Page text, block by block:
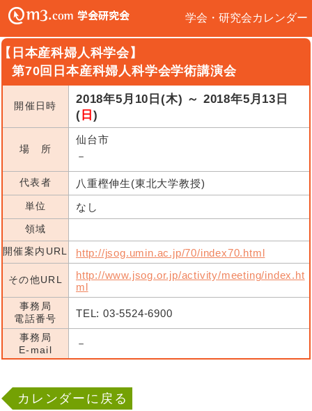
学会・研究会カレンダー
日本産科婦人科学会】
第70回日本産科婦人科学会学術講演会
開催日時
2018年5月10日(木) ～ 2018年5月13日
( 日 )
場 所
仙台市
－
代表者 八重樫伸生(東北大学教授)
単位 なし
領域
開催案内URL
http://jsog.umin.ac.jp/70/index70.html
その他URL
http://www.jsog.or.jp/activity/meeting/index.ht
ml
事務局
電話番号
TEL: 03-5524-6900
事務局
E-mail
－
カレンダーに戻る